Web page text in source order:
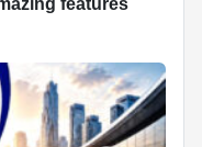
features